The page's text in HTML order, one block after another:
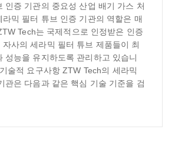
인증 기관의 중요성 산업 배기 가스 처
라믹 필터 튜브 인증 기관의 역할은 매
Tech는 국제적으로 인정받은 인증
자사의 세라믹 필터 튜브 제품들이 최
성능을 유지하도록 관리하고 있습니
술적 요구사항 ZTW Tech의 세라믹
관은 다음과 같은 핵심 기술 기준을 검